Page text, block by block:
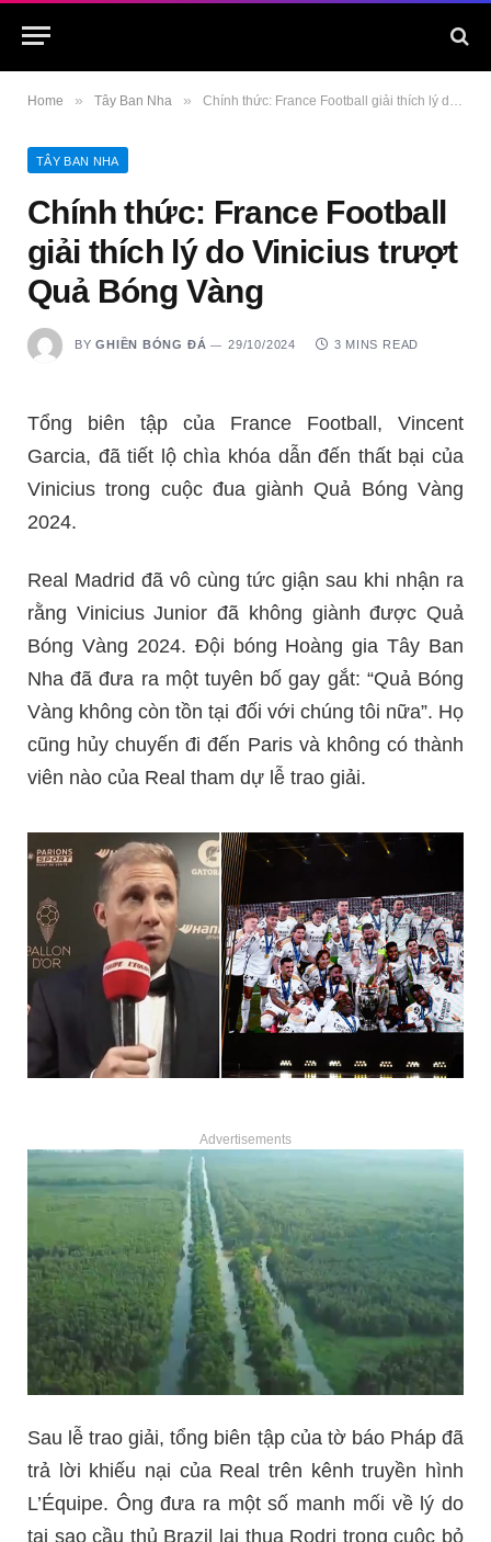
Home » Tây Ban Nha » Chính thức: France Football giải thích lý do Vinicius trượt Quả Bóng Vàng
TÂY BAN NHA
Chính thức: France Football
giải thích lý do Vinicius trượt
Quả Bóng Vàng
BY GHIỀN BÓNG ĐÁ 29/10/2024 3 MINS READ
Tổng biên tập của France Football, Vincent
Garcia, đã tiết lộ chìa khóa dẫn đến thất bại của
Vinicius trong cuộc đua giành Quả Bóng Vàng
2024.
Real Madrid đã vô cùng tức giận sau khi nhận ra
rằng Vinicius Junior đã không giành được Quả
Bóng Vàng 2024. Đội bóng Hoàng gia Tây Ban
Nha đã đưa ra một tuyên bố gay gắt: “Quả Bóng
Vàng không còn tồn tại đối với chúng tôi nữa”. Họ
cũng hủy chuyến đi đến Paris và không có thành
viên nào của Real tham dự lễ trao giải.
Advertisements
Sau lễ trao giải, tổng biên tập của tờ báo Pháp đã
trả lời khiếu nại của Real trên kênh truyền hình
L’Équipe. Ông đưa ra một số manh mối về lý do
tại sao cầu thủ Brazil lại thua Rodri trong cuộc bỏ